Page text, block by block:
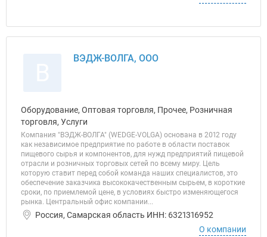
ВЭДЖ-ВОЛГА, ООО
Оборудование, Оптовая торговля, Прочее, Розничная
торговля, Услуги
Компания "ВЭДЖ-ВОЛГА" (WEDGE-VOLGA) основана в 2012 году
как независимое предприятие по работе в области поставок
пищевого сырья и компонентов, для нужд предприятий пищевой
отрасли и розничных торговых сетей по всему миру. Цель
которую ставит перед собой команда наших специалистов, это
обеспечение заказчика высококачественным сырьем, в короткие
сроки, по приемлемой цене, в условиях быстро изменяющегося
рынка. Центральный офис компании...
Россия, Самарская область ИНН: 6321316952
О компании